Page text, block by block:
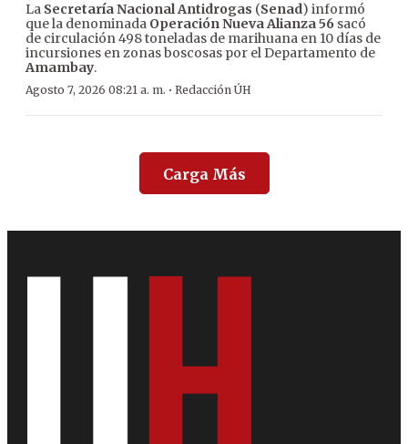
La Secretaría Nacional Antidrogas (Senad) informó
que la denominada Operación Nueva Alianza 56 sacó
de circulación 498 toneladas de marihuana en 10 días de
incursiones en zonas boscosas por el Departamento de
Amambay.
Agosto 7, 2026 08:21 a. m. · Redacción ÚH
Carga Más